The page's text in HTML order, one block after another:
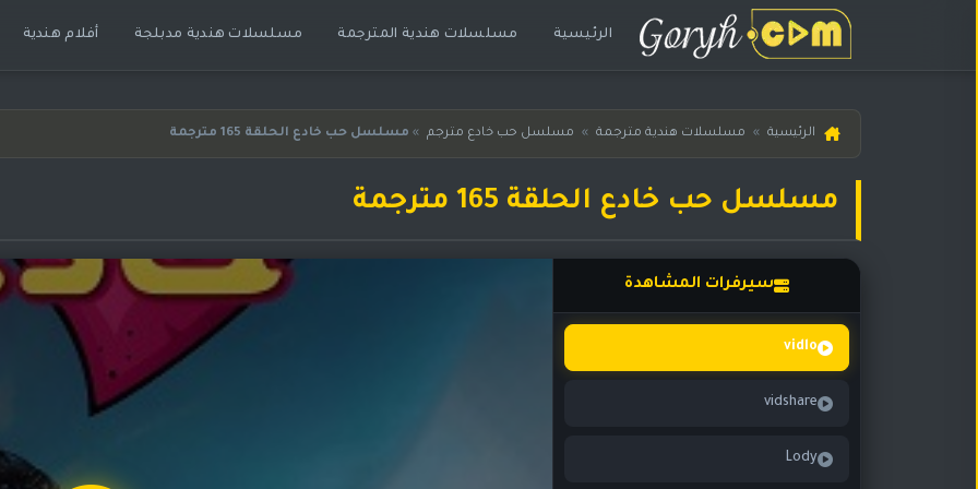
الرئيسية مسلسلات هندية المترجمة مسلسلات هندية مدبلجة أفلام هندية
الرئيسية » مسلسلات هندية مترجمة » مسلسل حب خادع مترجم » مسلسل حب خادع الحلقة 165 مترجمة
مسلسل حب خادع الحلقة 165 مترجمة
سيرفرات المشاهدة
vidlo
vidshare
Lody